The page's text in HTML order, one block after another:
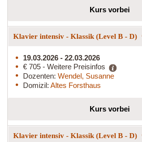
Kurs vorbei
Klavier intensiv - Klassik (Level B - D)
19.03.2026 - 22.03.2026
€ 705 - Weitere Preisinfos
Dozenten: Wendel, Susanne
Domizil: Altes Forsthaus
Kurs vorbei
Klavier intensiv - Klassik (Level B - D)